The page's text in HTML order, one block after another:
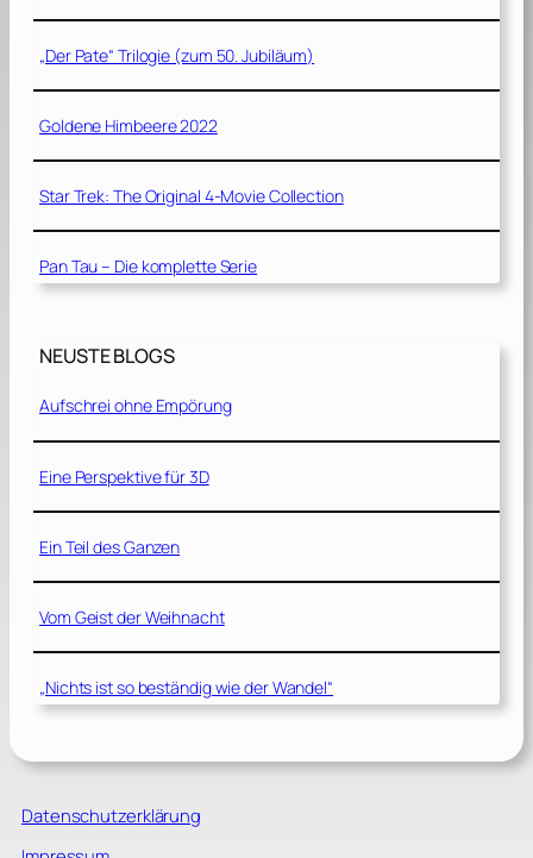
„Der Pate“ Trilogie (zum 50. Jubiläum)
Goldene Himbeere 2022
Star Trek: The Original 4-Movie Collection
Pan Tau – Die komplette Serie
NEUSTE BLOGS
Aufschrei ohne Empörung
Eine Perspektive für 3D
Ein Teil des Ganzen
Vom Geist der Weihnacht
„Nichts ist so beständig wie der Wandel“
Datenschutzerklärung